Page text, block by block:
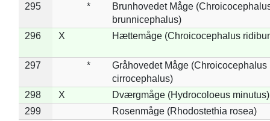
295
*
Brunhovedet Måge
brunnicephalus)
296
X Hættemåge (Chroicocephalus
297 *
Gråhovedet Måge (Chroicocephalus
cirrocephalus)
298
X
Dværgmåge (Hydrocoloeus minutus)
299
Rosenmåge (Rhodostethia rosea)